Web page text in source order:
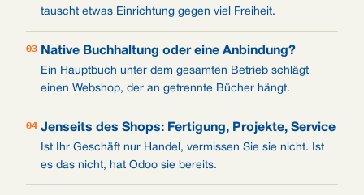
tauscht etwas Einrichtung gegen viel Freiheit.
03 Native Buchhaltung oder eine Anbindung?
Ein Hauptbuch unter dem gesamten Betrieb schlägt
einen Webshop, der an getrennte Bücher hängt.
04 Jenseits des Shops: Fertigung, Projekte, Service
Ist Ihr Geschäft nur Handel, vermissen Sie sie nicht. Ist
es das nicht, hat Odoo sie bereits.